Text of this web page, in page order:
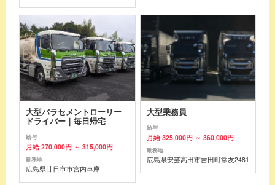
大型バラセメントローリー
ドライバー｜毎日帰宅
給与
月給 270,000円 ～ 315,000円
勤務地
広島県廿日市市宮内車庫
大型乗務員
給与
月給 325,000円 ～ 360,000円
勤務地
広島県安芸高田市吉田町常友2481